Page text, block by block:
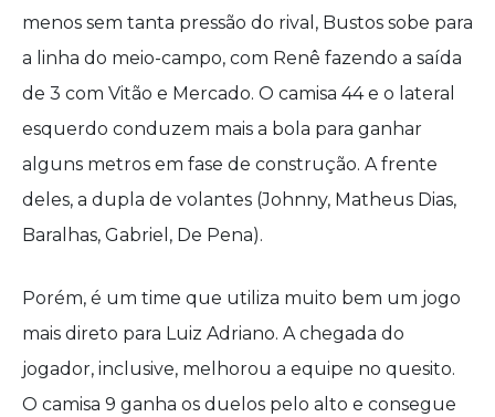
menos sem tanta pressão do rival, Bustos sobe para
a linha do meio-campo, com Renê fazendo a saída
de 3 com Vitão e Mercado. O camisa 44 e o lateral
esquerdo conduzem mais a bola para ganhar
alguns metros em fase de construção. A frente
deles, a dupla de volantes (Johnny, Matheus Dias,
Baralhas, Gabriel, De Pena).
Porém, é um time que utiliza muito bem um jogo
mais direto para Luiz Adriano. A chegada do
jogador, inclusive, melhorou a equipe no quesito.
O camisa 9 ganha os duelos pelo alto e consegue